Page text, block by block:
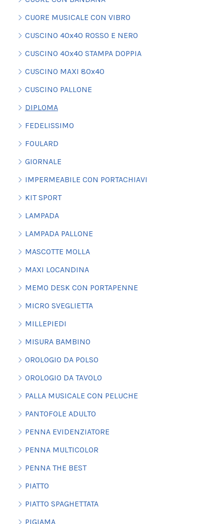
CUORE MUSICALE CON VIBRO
CUSCINO 40x40 ROSSO E NERO
CUSCINO 40x40 STAMPA DOPPIA
CUSCINO MAXI 80x40
CUSCINO PALLONE
DIPLOMA
FEDELISSIMO
FOULARD
GIORNALE
IMPERMEABILE CON PORTACHIAVI
KIT SPORT
LAMPADA
LAMPADA PALLONE
MASCOTTE MOLLA
MAXI LOCANDINA
MEMO DESK CON PORTAPENNE
MICRO SVEGLIETTA
MILLEPIEDI
MISURA BAMBINO
OROLOGIO DA POLSO
OROLOGIO DA TAVOLO
PALLA MUSICALE CON PELUCHE
PANTOFOLE ADULTO
PENNA EVIDENZIATORE
PENNA MULTICOLOR
PENNA THE BEST
PIATTO
PIATTO SPAGHETTATA
PIGIAMA